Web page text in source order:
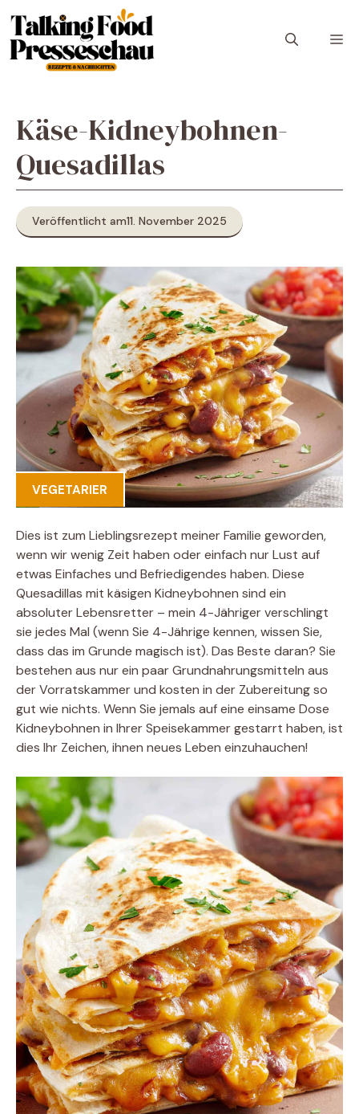
Inhalt
springen
Käse-Kidneybohnen-
Quesadillas
Veröffentlicht am11. November 2025
VEGETARIER
Dies ist zum Lieblingsrezept meiner Familie geworden,
wenn wir wenig Zeit haben oder einfach nur Lust auf
etwas Einfaches und Befriedigendes haben. Diese
Quesadillas mit käsigen Kidneybohnen sind ein
absoluter Lebensretter – mein 4-Jähriger verschlingt
sie jedes Mal (wenn Sie 4-Jährige kennen, wissen Sie,
dass das im Grunde magisch ist). Das Beste daran? Sie
bestehen aus nur ein paar Grundnahrungsmitteln aus
der Vorratskammer und kosten in der Zubereitung so
gut wie nichts. Wenn Sie jemals auf eine einsame Dose
Kidneybohnen in Ihrer Speisekammer gestarrt haben, ist
dies Ihr Zeichen, ihnen neues Leben einzuhauchen!